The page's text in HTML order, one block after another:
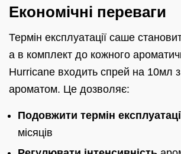
Економічні переваги
Термін експлуатації саше
а в комплект до кожного
Hurricane входить спрей на 10мл
ароматом. Це дозволяє:
Подовжити термін
місяців